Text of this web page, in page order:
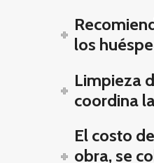
los
Limpieza
coordina
El costo
obra, se